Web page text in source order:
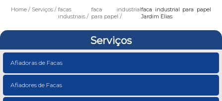
Home Serviços
facas
industriais
faca industrial
para papel
faca industrial para papel
Jardim Elias
Serviços
Afiadoras de Facas
Afiadores de Facas